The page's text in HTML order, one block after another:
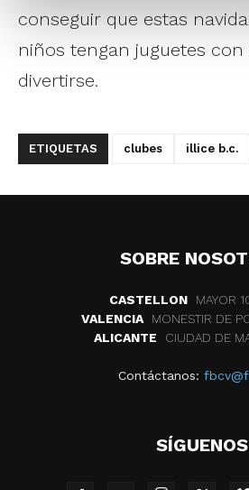
conseguir que estas
niños tengan juguetes con
divertirse.
ETIQUETAS clubes illice b.c.
SOBRE
CASTELLON
MAYOR
VALENCIA
MONESTIR DE
ALICANTE
CIUDAD DE
Contáctanos:
SÍGUENOS